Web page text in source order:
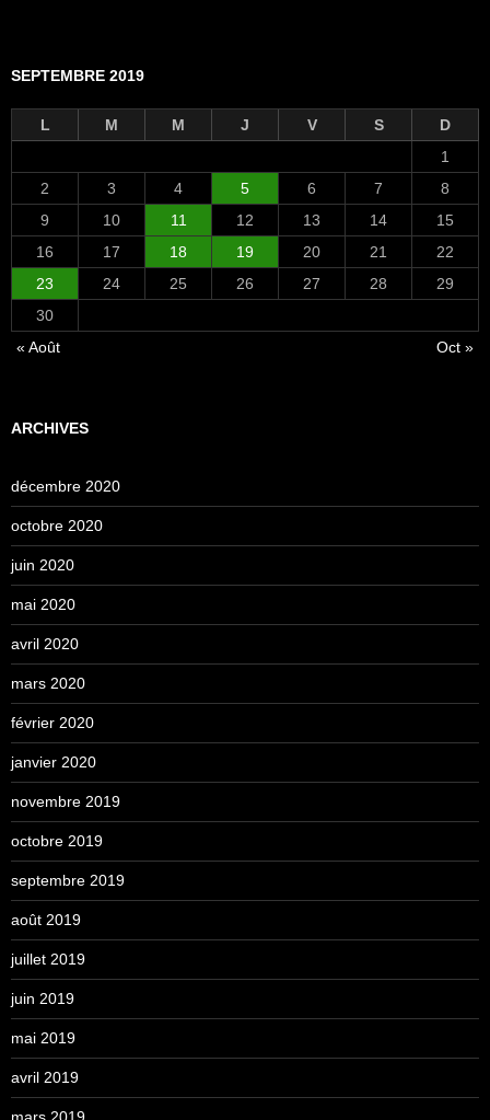
SEPTEMBRE 2019
L M M J V S
D
1
2
3 4 5 6 7
8
9
10 11 12 13 14
15
16
17 18 19 20 21
22
23
24 25 26 27 28
29
30
« Août
Oct »
ARCHIVES
décembre 2020
octobre 2020
juin 2020
mai 2020
avril 2020
mars 2020
février 2020
janvier 2020
novembre 2019
octobre 2019
septembre 2019
août 2019
juillet 2019
juin 2019
mai 2019
avril 2019
mars 2019